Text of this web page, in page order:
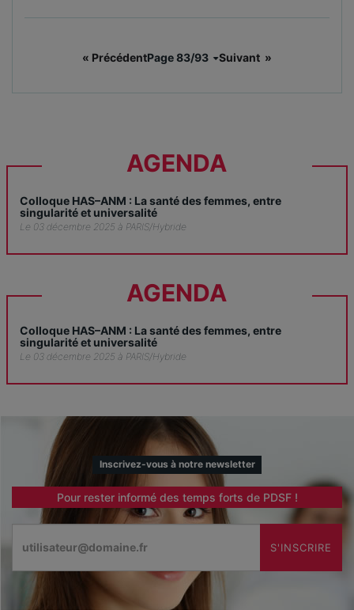
« PrécédentPage 83/93 Suivant »
AGENDA
Colloque HAS–ANM : La santé des femmes, entre
singularité et universalité
Le 03 décembre 2025 à PARIS/Hybride
AGENDA
Colloque HAS–ANM : La santé des femmes, entre
singularité et universalité
Le 03 décembre 2025 à PARIS/Hybride
Inscrivez-vous à notre newsletter
Pour rester informé des temps forts de PDSF !
S'INSCRIRE